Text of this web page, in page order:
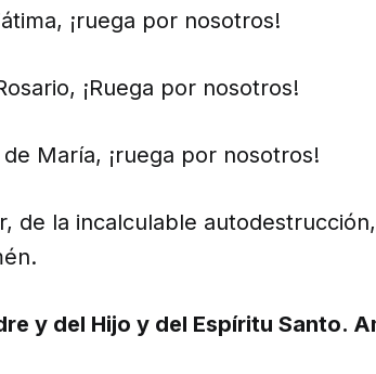
¡ruega por nosotros!
¡Ruega por nosotros!
María, ¡ruega por nosotros!
de la incalculable
y del Hijo y del Espíritu Santo.